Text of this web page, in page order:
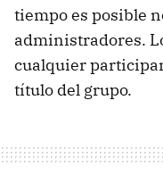
tiempo es posible
administradores.
cualquier
título del grupo.